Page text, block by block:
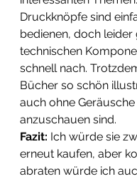
Druckknöpfe sind
bedienen, doch leider
technischen
schnell nach.
Bücher so schön
auch ohne
anzuschauen sind.
Fazit: Ich würde sie
erneut kaufen, aber
abraten würde ich